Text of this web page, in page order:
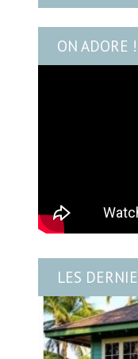
ON ADORE !
LES